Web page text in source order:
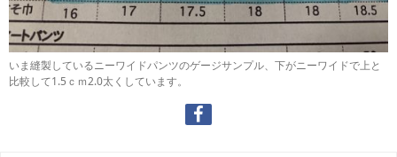
いま縫製しているニーワイドパンツのゲージサンプル、下がニーワイドで上と
比較して1.5ｃｍ2.0太くしています。